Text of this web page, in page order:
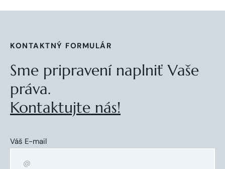
KONTAKTNÝ FORMULÁR
Sme pripravení naplniť Vaše
práva.
Kontaktujte nás!
Váš E-mail